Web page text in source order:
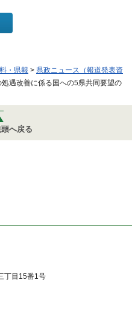
・県報 > 県政ニュース（報道発表資
処遇改善に係る国への5県共同要望の
へ戻る
丁目15番1号